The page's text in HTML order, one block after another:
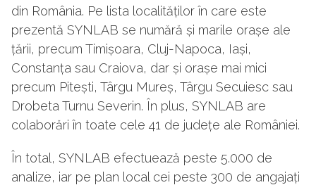
din România. Pe lista localităților în care este
prezentă SYNLAB se numără și marile orașe ale
țării, precum Timișoara, Cluj-Napoca, Iași,
Constanța sau Craiova, dar și orașe mai mici
precum Pitești, Târgu Mureș, Târgu Secuiesc sau
Drobeta Turnu Severin. În plus, SYNLAB are
colaborări în toate cele 41 de județe ale României.
În total, SYNLAB efectuează peste 5.000 de
analize, iar pe plan local cei peste 300 de angajați